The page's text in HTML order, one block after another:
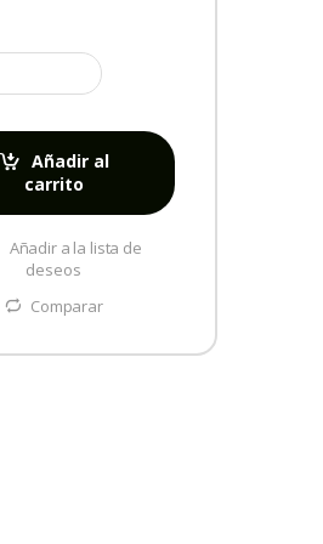
Añadir al
carrito
Añadir a la lista de
deseos
Comparar